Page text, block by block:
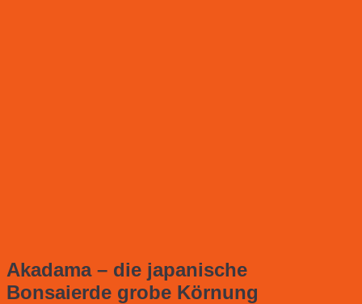
Akadama – die japanische
Bonsaierde grobe Körnung